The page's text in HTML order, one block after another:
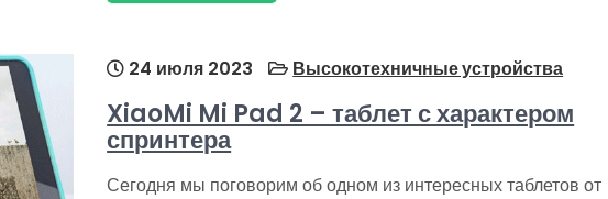
24 июля 2023 Высокотехничные устройства
XiaoMi Mi Pad 2 – таблет с характером
спринтера
Сегодня мы поговорим об одном из интересных таблетов от